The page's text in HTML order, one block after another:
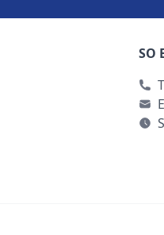
SO